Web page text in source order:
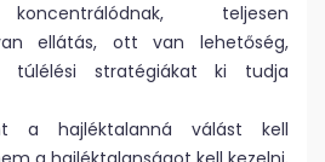
teljesen
ellátás, ott van lehetőség,
túlélési stratégiákat ki tudja
a hajléktalanná válást kell